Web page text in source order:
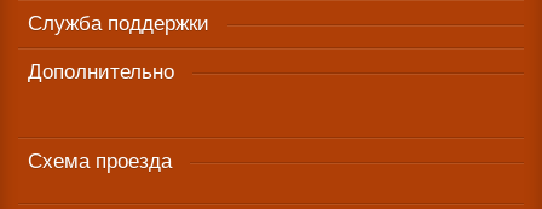
Служба поддержки
Дополнительно
Схема проезда